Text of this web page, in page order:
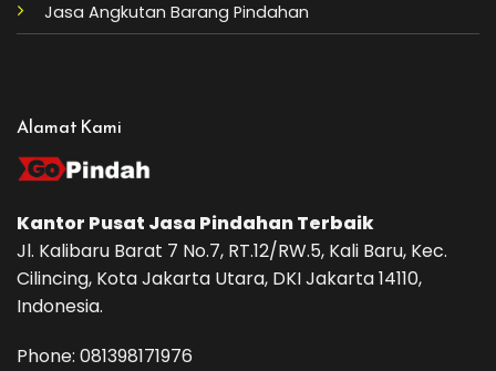
Jasa Angkutan Barang Pindahan
Alamat Kami
Kantor Pusat Jasa PindahanTerbaik
Jl. Kalibaru Barat 7 No.7, RT.12/RW.5, Kali Baru, Kec.
Cilincing, Kota Jakarta Utara, DKI Jakarta 14110,
Indonesia.
Phone: ‪081398171976‬